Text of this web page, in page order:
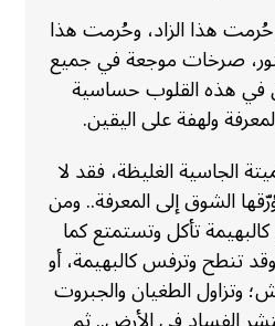
هذا الزاد، وحُرمت هذا
صرخات موجعة في جميع
في هذه القلوب حساسية
ولهفة على اليقين.
الجاسية الغليظة، فقد لا
الشوق إلى المعرفة.. ومن
تأكل وتستمتع كما
تنطح وترفس كالبهيمة، أو
الطغيان والجبروت